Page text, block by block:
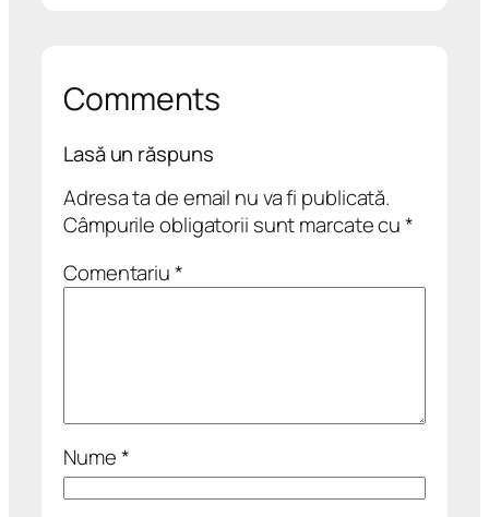
Comments
Lasă un răspuns
Adresa ta de email nu va fi publicată.
Câmpurile obligatorii sunt marcate cu*
Comentariu*
Nume*